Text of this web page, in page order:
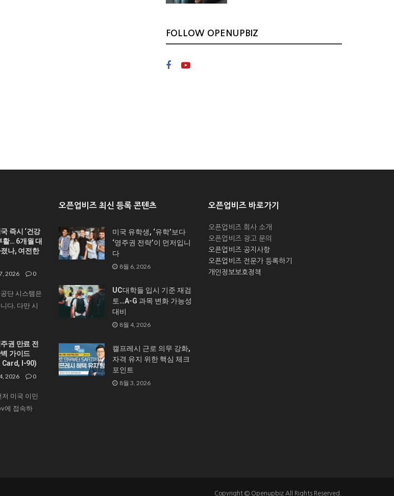
FOLLOW OPENUPBIZ
즉시 ‘건강
활… 6개월 대
나, 여전한
2026 0
단 시스템은
다. 다만 시
권 만료 전
가이드
Card, I-90)
2026 0
미국 이민
에 접속하
오픈업비즈 최신 등록 콘텐츠
미국 유학생, ‘유학’보다
‘영주권 전략’이 먼저입니
다
8월 6, 2026
UC대학들 입시 기준 재검
토…A-G 과목 변화 가능성
대비
8월 4, 2026
캘프레시 근로 의무 강화,
자격 유지 위한 핵심 체크
포인트
8월 3, 2026
오픈업비즈 바로가기
오픈업비즈 회사 소개
오픈업비즈 광고 문의
오픈업비즈 공지사항
오픈업비즈 전문가 등록하기
개인정보보호정책
Copyright © Openupbiz All Rights Reserved.